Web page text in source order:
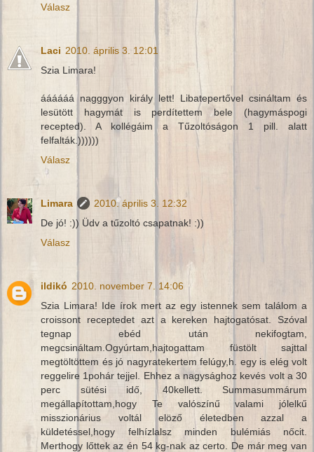
Válasz
Laci 2010. április 3. 12:01
Szia Limara!
áááááá nagggyon király lett! Libatepertővel csináltam és
lesütött hagymát is perdítettem bele (hagymáspogi
recepted). A kollégáim a Tűzoltóságon 1 pill. alatt
felfalták.))))))
Válasz
Limara
2010. április 3. 12:32
De jó! :)) Üdv a tűzoltó csapatnak! :))
Válasz
ildikó 2010. november 7. 14:06
Szia Limara! Ide írok mert az egy istennek sem találom a
croissont receptedet azt a kereken hajtogatósat. Szóval
tegnap ebéd után nekifogtam,
megcsináltam.Ogyúrtam,hajtogattam füstölt sajttal
megtöltöttem és jó nagyratekertem felúgy,h. egy is elég volt
reggelire 1pohár tejjel. Ehhez a nagysághoz kevés volt a 30
perc sütési idő, 40kellett. Summasummárum
megállapítottam,hogy Te valószínű valami jólelkű
misszionárius voltál elöző életedben azzal a
küldetéssel,hogy felhízlalsz minden bulémiás nőcit.
Merthogy lőttek az én 54 kg-nak az certo. De már meg van